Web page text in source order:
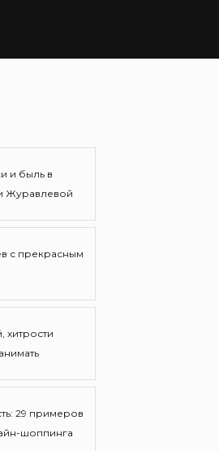
и быль в
Журавлевой
с прекрасным
хитрости
29 примеров
шоппинга